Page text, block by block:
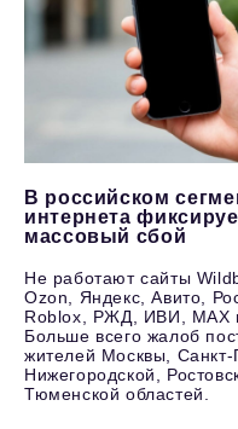
В российском
интернета
массовый сбой
Не работают сайты
Ozon, Яндекс, Авито,
Roblox, РЖД, ИВИ, MAX
Больше всего жалоб
жителей Москвы, Санкт-
Нижегородской,
Тюменской областей.